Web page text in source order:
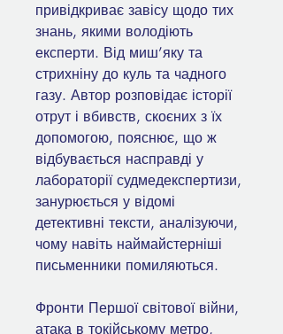
привідкриває завісу щодо тих
знань, якими володіють
експерти. Від миш’яку та
стрихніну до куль та чадного
газу. Автор розповідає історії
отрут і вбивств, скоєних з їх
допомогою, пояснює, що ж
відбувається насправді у
лабораторії судмедекспертизи,
занурюється у відомі
детективні тексти, аналізуючи,
чому навіть наймайстерніші
письменники помиляються.
Фронти Першої світової війни,
атака в токійському метро,